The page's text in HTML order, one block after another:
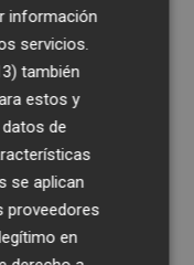
información
servicios.
también
estos y
de
se aplican
proveedores
en